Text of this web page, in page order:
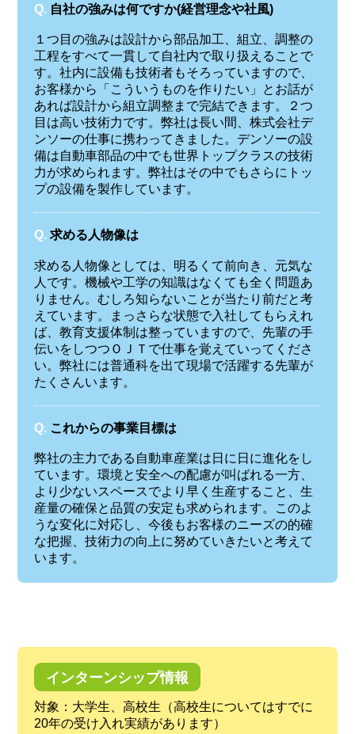
Q. 自社の強みは何ですか(経営理念や社風)
１つ目の強みは設計から部品加工、組立、調整の
工程をすべて一貫して自社内で取り扱えることで
す。社内に設備も技術者もそろっていますので、
お客様から「こういうものを作りたい」とお話が
あれば設計から組立調整まで完結できます。２つ
目は高い技術力です。弊社は長い間、株式会社デ
ンソーの仕事に携わってきました。デンソーの設
備は自動車部品の中でも世界トップクラスの技術
力が求められます。弊社はその中でもさらにトッ
プの設備を製作しています。
Q. 求める人物像は
求める人物像としては、明るくて前向き、元気な
人です。機械や工学の知識はなくても全く問題あ
りません。むしろ知らないことが当たり前だと考
えています。まっさらな状態で入社してもらえれ
ば、教育支援体制は整っていますので、先輩の手
伝いをしつつＯＪＴで仕事を覚えていってくださ
い。弊社には普通科を出て現場で活躍する先輩が
たくさんいます。
Q. これからの事業目標は
弊社の主力である自動車産業は日に日に進化をし
ています。環境と安全への配慮が叫ばれる一方、
より少ないスペースでより早く生産すること、生
産量の確保と品質の安定も求められます。このよ
うな変化に対応し、今後もお客様のニーズの的確
な把握、技術力の向上に努めていきたいと考えて
います。
インターンシップ情報
対象：大学生、高校生（高校生についてはすでに
20年の受け入れ実績があります）